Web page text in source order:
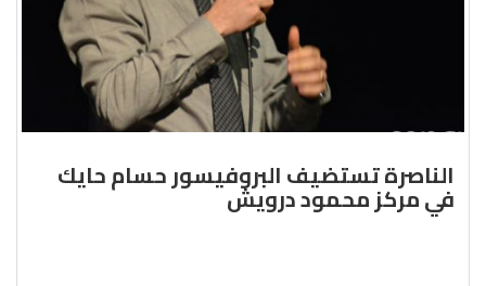
الناصرة تستضيف البروفيسور حسام حايك
في مركز محمود درويش‎